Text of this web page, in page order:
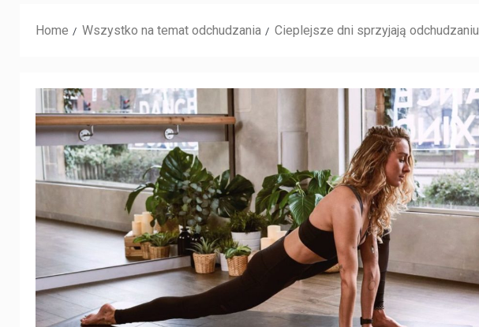
Home Wszystko na temat odchudzania Cieplejsze dni sprzyjają odchudzaniu